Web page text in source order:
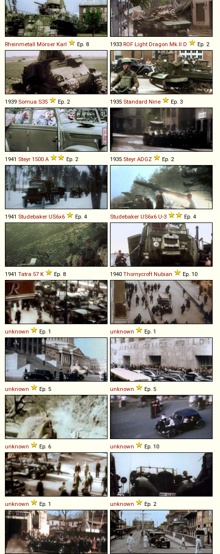
Rheinmetall Mörser Karl Ep. 8 1933 ROF Light Dragon Mk.II D Ep. 2
1939 Somua S35 Ep. 2 1935 Standard Nine Ep. 3
1941 Steyr 1500 A Ep. 2 1935 Steyr ADGZ Ep. 2
1941 Studebaker US6x6 Ep. 4 Studebaker US6x6 U-3 Ep. 4
1941 Tatra 57 K Ep. 8 1940 Thornycroft Nubian Ep. 10
unknown Ep. 1 unknown Ep. 1
unknown Ep. 5 unknown Ep. 5
unknown Ep. 6 unknown Ep. 10
unknown Ep. 1 unknown Ep. 2